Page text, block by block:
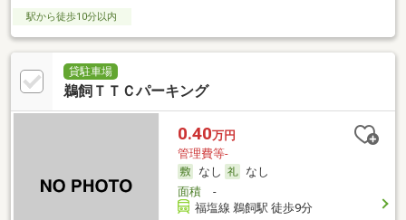
駅から徒歩10分以内
貸駐車場
鵜飼ＴＴＣパーキング
0.40万円
管理費等-
なし
なし
面積-
福塩線 鵜飼駅 徒歩9分